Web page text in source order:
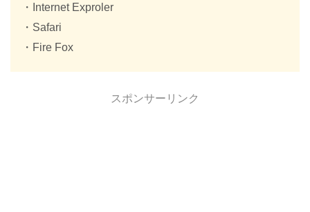
・Internet Exproler
・Safari
・Fire Fox
スポンサーリンク